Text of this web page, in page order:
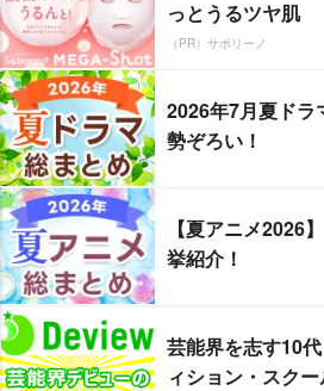
っとうるツヤ肌
（PR）サボリーノ
2026年7月夏ドラ
勢ぞろい！
【夏アニメ2026
挙紹介！
芸能界を志す10
ィション・スク